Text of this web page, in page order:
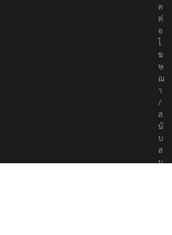
ติ
ด
ต่
อ
โ
ฆ
ษ
ณ
า
/
ส
นั
บ
ส